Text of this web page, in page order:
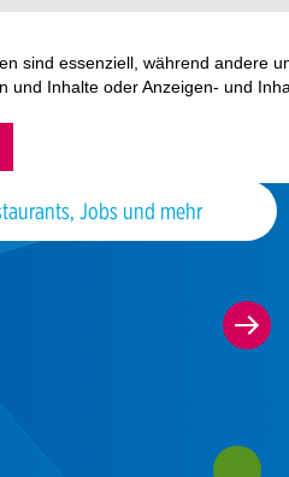
sind essenziell, während andere
Inhalte oder Anzeigen- und